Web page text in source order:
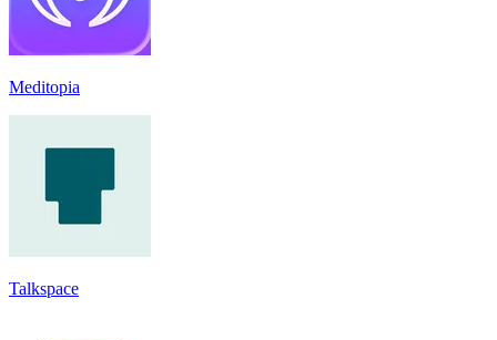
Meditopia
Talkspace